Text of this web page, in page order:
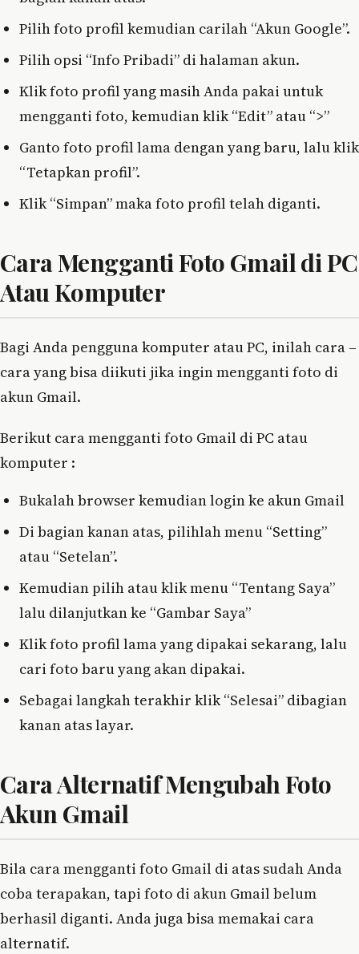
Pilih foto profil kemudian carilah “Akun Google”.
Pilih opsi “Info Pribadi” di halaman akun.
Klik foto profil yang masih Anda pakai untuk
mengganti foto, kemudian klik “Edit” atau “>”
Ganto foto profil lama dengan yang baru, lalu klik
“Tetapkan profil”.
Klik “Simpan” maka foto profil telah diganti.
Cara Mengganti Foto Gmail di PC
Atau Komputer
Bagi Anda pengguna komputer atau PC, inilah cara –
cara yang bisa diikuti jika ingin mengganti foto di
akun Gmail.
Berikut cara mengganti foto Gmail di PC atau
komputer :
Bukalah browser kemudian login ke akun Gmail
Di bagian kanan atas, pilihlah menu “Setting”
atau “Setelan”.
Kemudian pilih atau klik menu “Tentang Saya”
lalu dilanjutkan ke “Gambar Saya”
Klik foto profil lama yang dipakai sekarang, lalu
cari foto baru yang akan dipakai.
Sebagai langkah terakhir klik “Selesai” dibagian
kanan atas layar.
Cara Alternatif Mengubah Foto
Akun Gmail
Bila cara mengganti foto Gmail di atas sudah Anda
coba terapakan, tapi foto di akun Gmail belum
berhasil diganti. Anda juga bisa memakai cara
alternatif.